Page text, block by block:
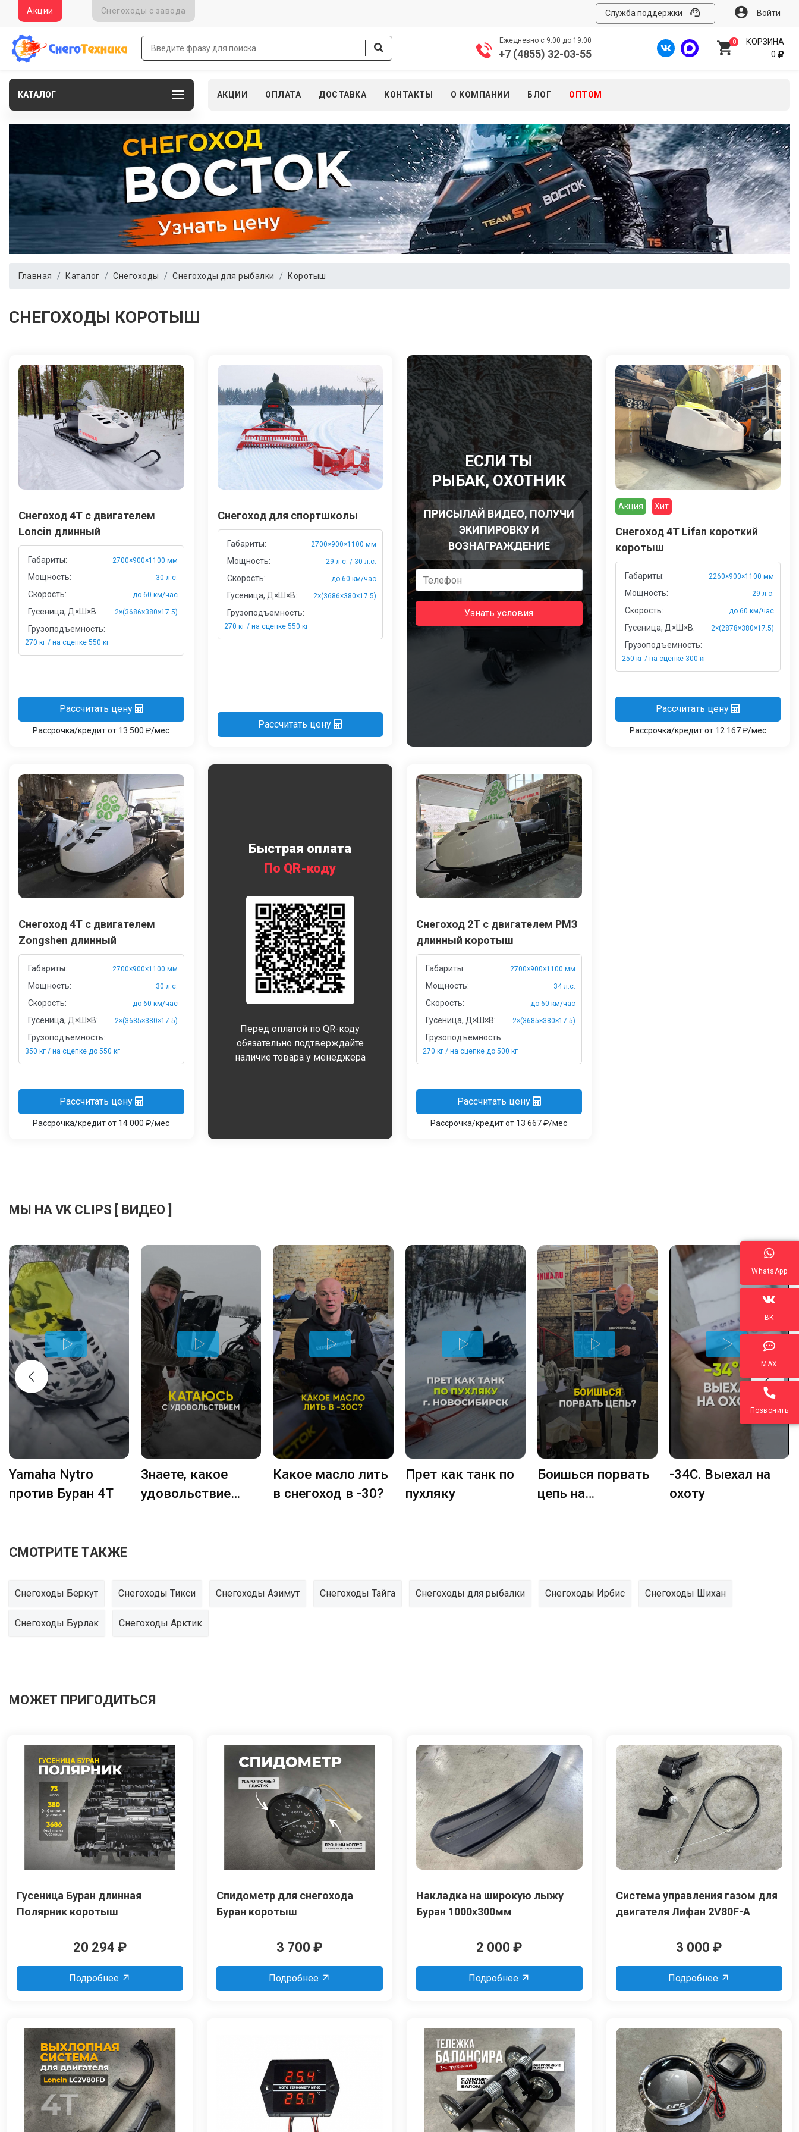
WhatsApp
ВК
MАХ
Позвонить
Акции Снегоходы c завода Служба поддержки Войти
Ежедневно с 9:00 до 19:00
+7 (4855) 32-03-55
0
КОРЗИНА
0
КАТАЛОГ АКЦИИ ОПЛАТА ДОСТАВКА КОНТАКТЫ О КОМПАНИИ БЛОГ ОПТОМ
Главная Каталог Снегоходы Снегоходы для рыбалки Коротыш
СНЕГОХОДЫ КОРОТЫШ
Снегоход 4Т с двигателем
Loncin длинный
Габариты: 2700×900×1100 мм
Мощность: 30 л.с.
Скорость: до 60 км/час
Гусеница, Д×Ш×В: 2×(3686×380×17.5)
Грузоподъемность:
270 кг / на сцепке 550 кг
Рассчитать цену
Рассрочка/кредит от 13 500 ₽/мес
Снегоход для спортшколы
Габариты: 2700×900×1100 мм
Мощность: 29 л.с. / 30 л.с.
Скорость: до 60 км/час
Гусеница, Д×Ш×В: 2×(3686×380×17.5)
Грузоподъемность:
270 кг / на сцепке 550 кг
Рассчитать цену
ЕСЛИ ТЫ
РЫБАК, ОХОТНИК
ПРИСЫЛАЙ ВИДЕО, ПОЛУЧИ
ЭКИПИРОВКУ И
ВОЗНАГРАЖДЕНИЕ
Узнать условия
Акция Хит
Снегоход 4Т Lifan короткий
коротыш
Габариты: 2260×900×1100 мм
Мощность: 29 л.с.
Скорость: до 60 км/час
Гусеница, Д×Ш×В: 2×(2878×380×17.5)
Грузоподъемность:
250 кг / на сцепке 300 кг
Рассчитать цену
Рассрочка/кредит от 12 167 ₽/мес
Снегоход 4Т с двигателем
Zongshen длинный
Габариты: 2700×900×1100 мм
Мощность: 30 л.с.
Скорость: до 60 км/час
Гусеница, Д×Ш×В: 2×(3685×380×17.5)
Грузоподъемность:
350 кг / на сцепке до 550 кг
Рассчитать цену
Рассрочка/кредит от 14 000 ₽/мес
Быстрая оплата
По QR-коду
Перед оплатой по QR-коду
обязательно подтверждайте
наличие товара у менеджера
Снегоход 2Т с двигателем РМЗ
длинный коротыш
Габариты: 2700×900×1100 мм
Мощность: 34 л.с.
Скорость: до 60 км/час
Гусеница, Д×Ш×В: 2×(3685×380×17.5)
Грузоподъемность:
270 кг / на сцепке до 500 кг
Рассчитать цену
Рассрочка/кредит от 13 667 ₽/мес
МЫ НА VK CLIPS [ ВИДЕО ]
Yamaha Nytro
против Буран 4Т
Знаете, какое
удовольствие
Какое масло лить
в снегоход в -30
Прет как танк по
пухляку
Боишься порвать
цепь на
-34C. Выехал на
охоту
СМОТРИТЕ ТАКЖЕ
Снегоходы Беркут Снегоходы Тикси Снегоходы Азимут Снегоходы Тайга Снегоходы для рыбалки Снегоходы Ирбис Снегоходы Шихан
Снегоходы Бурлак Снегоходы Арктик
МОЖЕТ ПРИГОДИТЬСЯ
Гусеница Буран длинная
Полярник коротыш
20 294 ₽
Подробнее
Спидометр для снегохода
Буран коротыш
3 700 ₽
Подробнее
Накладка на широкую лыжу
Буран 1000х300мм
2 000 ₽
Подробнее
Система управления газом для
двигателя Лифан 2V80F-A
3 000 ₽
Подробнее